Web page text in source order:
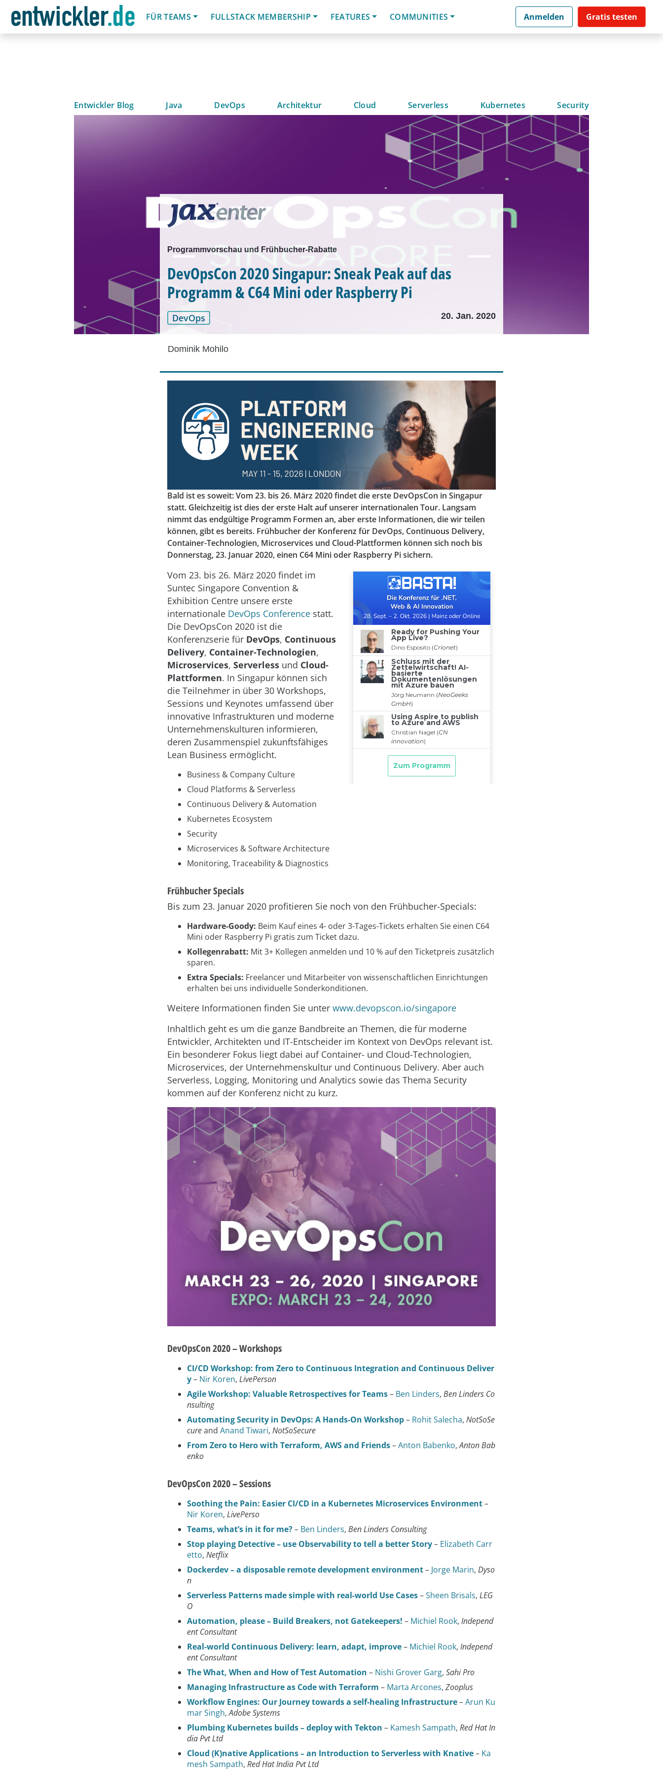
FÜR TEAMS
FULLSTACK MEMBERSHIP FEATURES COMMUNITIES Anmelden Gratis testen
Entwickler Blog Java DevOps Architektur Cloud Serverless Kubernetes Security
Programmvorschau und Frühbucher-Rabatte
DevOpsCon 2020 Singapur: Sneak Peak auf das
Programm & C64 Mini oder Raspberry Pi
DevOps 20. Jan. 2020
Dominik Mohilo
Bald ist es soweit: Vom 23. bis 26. März 2020 findet die erste DevOpsCon in Singapur
statt. Gleichzeitig ist dies der erste Halt auf unserer internationalen Tour. Langsam
nimmt das endgültige Programm Formen an, aber erste Informationen, die wir teilen
können, gibt es bereits. Frühbucher der Konferenz für DevOps, Continuous Delivery,
Container-Technologien, Microservices und Cloud-Plattformen können sich noch bis
Donnerstag, 23. Januar 2020, einen C64 Mini oder Raspberry Pi sichern.
Vom 23. bis 26. März 2020 findet im
Suntec Singapore Convention &
Exhibition Centre unsere erste
internationale DevOps Conference statt.
Die DevOpsCon 2020 ist die
Konferenzserie für DevOps, Continuous
Delivery, Container-Technologien,
Microservices, Serverless und Cloud-
Plattformen. In Singapur können sich
die Teilnehmer in über 30 Workshops,
Sessions und Keynotes umfassend über
innovative Infrastrukturen und moderne
Unternehmenskulturen informieren,
deren Zusammenspiel zukunftsfähiges
Lean Business ermöglicht.
Business & Company Culture
Cloud Platforms & Serverless
Continuous Delivery & Automation
Kubernetes Ecosystem
Security
Microservices & Software Architecture
Monitoring, Traceability & Diagnostics
Frühbucher Specials
Bis zum 23. Januar 2020 profitieren Sie noch von den Frühbucher-Specials:
Hardware-Goody: Beim Kauf eines 4- oder 3-Tages-Tickets erhalten Sie einen C64
Mini oder Raspberry Pi gratis zum Ticket dazu.
Kollegenrabatt: Mit 3+ Kollegen anmelden und 10 % auf den Ticketpreis zusätzlich
sparen.
Extra Specials: Freelancer und Mitarbeiter von wissenschaftlichen Einrichtungen
erhalten bei uns individuelle Sonderkonditionen.
Weitere Informationen finden Sie unter www.devopscon.io/singapore
Inhaltlich geht es um die ganze Bandbreite an Themen, die für moderne
Entwickler, Architekten und IT-Entscheider im Kontext von DevOps relevant ist.
Ein besonderer Fokus liegt dabei auf Container- und Cloud-Technologien,
Microservices, der Unternehmenskultur und Continuous Delivery. Aber auch
Serverless, Logging, Monitoring und Analytics sowie das Thema Security
kommen auf der Konferenz nicht zu kurz.
DevOpsCon 2020 – Workshops
CI/CD Workshop: from Zero to Continuous Integration and Continuous Deliver
y– Nir Koren, LivePerson
Agile Workshop: Valuable Retrospectives for Teams– Ben Linders, Ben Linders Co
nsulting
Automating Security in DevOps: A Hands-On Workshop– Rohit Salecha, NotSoSe
cureand Anand Tiwari, NotSoSecure
From Zero to Hero with Terraform, AWS and Friends–Anton Babenko,Anton Bab
enko
DevOpsCon 2020 – Sessions
Soothing the Pain: Easier CI/CD in a Kubernetes Microservices Environment–
Nir Koren, LivePerso
Teams, what’s in it for me?– Ben Linders, Ben Linders Consulting
Stop playing Detective – use Observability to tell a better Story– Elizabeth Carr
etto, Netflix
Dockerdev – a disposable remote development environment– Jorge Marin, Dyso
n
Serverless Patterns made simple with real-world Use Cases–Sheen Brisals, LEG
O
Automation, please – Build Breakers, not Gatekeepers! – Michiel Rook, Independ
ent Consultant
Real-world Continuous Delivery: learn, adapt, improve– Michiel Rook, Independ
ent Consultant
The What, When and How of Test Automation – Nishi Grover Garg, Sahi Pro
Managing Infrastructure as Code with Terraform – Marta Arcones, Zooplus
Workflow Engines: Our Journey towards a self-healing Infrastructure–Arun Ku
mar Singh,Adobe Systems
Plumbing Kubernetes builds – deploy with Tekton – Kamesh Sampath, Red Hat In
dia Pvt Ltd
Cloud (K)native Applications – an Introduction to Serverless with Knative– Ka
mesh Sampath, Red Hat India Pvt Ltd